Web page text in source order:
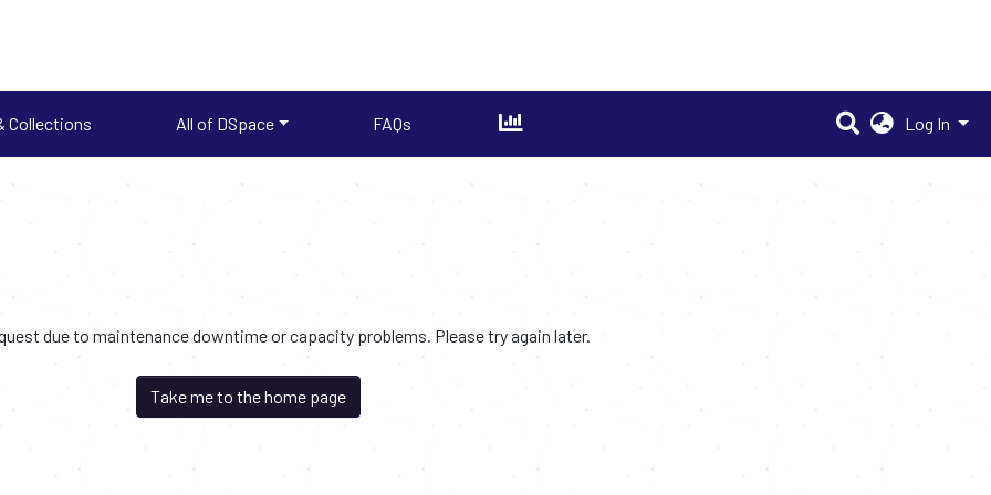
Collections All of DSpace FAQs Log In
due to maintenance downtime or capacity problems. Please try again later.
Take me to the home page